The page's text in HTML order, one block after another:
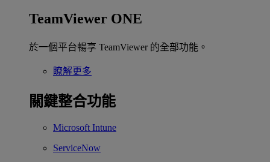
TeamViewer ONE
於一個平台暢享 TeamViewer 的全部功能。
瞭解更多
關鍵整合功能
Microsoft Intune
ServiceNow